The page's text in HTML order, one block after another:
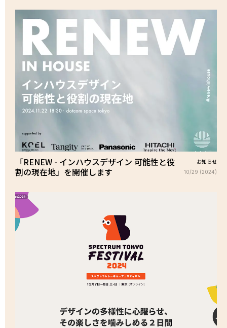
「RENEW - インハウスデザイン 可能性と役
割の現在地」を開催します
お知らせ
10/29 (2024)